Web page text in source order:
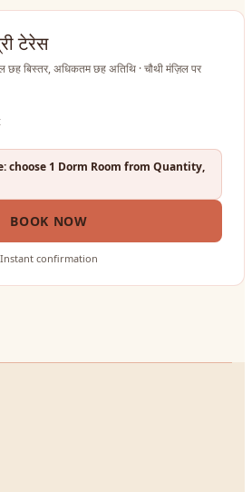
टेरेस
छह बिस्तर, अधिकतम छह अतिथि · चौथी मंज़िल पर
choose 1 Dorm Room from Quantity,
BOOK NOW
Instant confirmation